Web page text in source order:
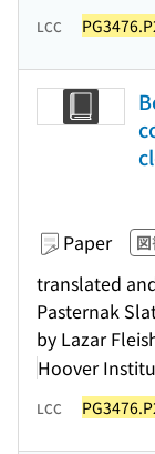
LCC
Paper
translated
Pasternak
by Lazar
Hoover
LCC